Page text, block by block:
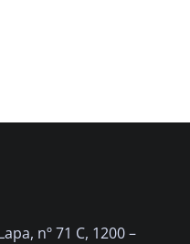
nº 71 C, 1200 –